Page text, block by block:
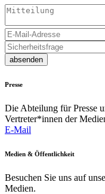
absenden
Presse
Die Abteilung für Presse
Vertreter*innen der
E-Mail
Medien & Öffentlichkeit
Besuchen Sie uns auf
Medien.